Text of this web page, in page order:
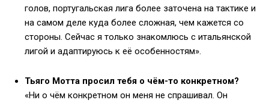
голов, португальская лига более заточена на тактике и
на самом деле куда более сложная, чем кажется со
стороны. Сейчас я только знакомлюсь с итальянской
лигой и адаптируюсь к её особенностям».
Тьяго Мотта просил тебя о чём-то конкретном?
«Ни о чём конкретном он меня не спрашивал. Он